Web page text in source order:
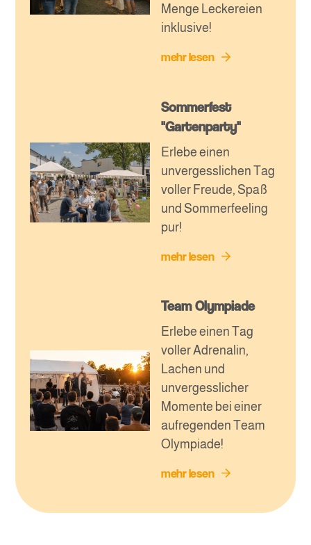
Menge Leckereien
inklusive!
mehr lesen
Sommerfest
"Gartenparty"
Erlebe einen
unvergesslichen Tag
voller Freude, Spaß
und Sommerfeeling
pur!
mehr lesen
Team Olympiade
Erlebe einen Tag
voller Adrenalin,
Lachen und
unvergesslicher
Momente bei einer
aufregenden Team
Olympiade!
mehr lesen